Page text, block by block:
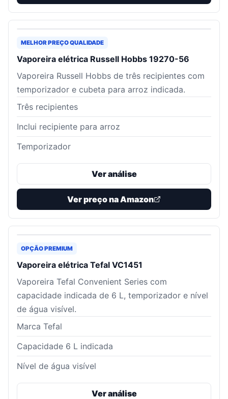
MELHOR PREÇO QUALIDADE
Vaporeira elétrica Russell Hobbs 19270-56
Vaporeira Russell Hobbs de três recipientes com
temporizador e cubeta para arroz indicada.
Três recipientes
Inclui recipiente para arroz
Temporizador
Ver análise
Ver preço na Amazon
OPÇÃO PREMIUM
Vaporeira elétrica Tefal VC1451
Vaporeira Tefal Convenient Series com
capacidade indicada de 6 L, temporizador e nível
de água visível.
Marca Tefal
Capacidade 6 L indicada
Nível de água visível
Ver análise